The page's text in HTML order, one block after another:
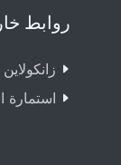
روابط
زانکولاین
استمارة